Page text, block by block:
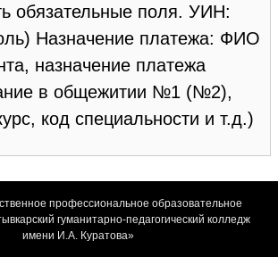
обязательные поля. УИН:
Назначение платежа: ФИО
назначение платежа
в общежитии №1 (№2),
код специальности и т.д.)
профессиональное образовательное
гуманитарно-педагогический колледж
имени И.А. Куратова»